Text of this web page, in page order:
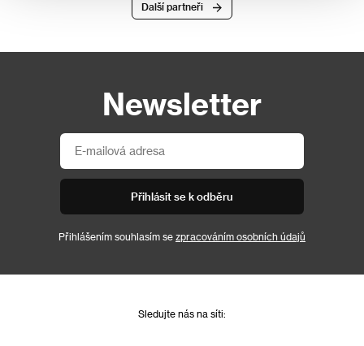
Další partneři
Newsletter
Přihlásit se k odběru
Přihlášením souhlasím se zpracováním osobních údajů
Sledujte nás na síti: